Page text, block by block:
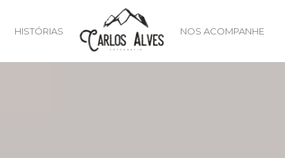
HISTÓRIAS NOS ACOMPANHE